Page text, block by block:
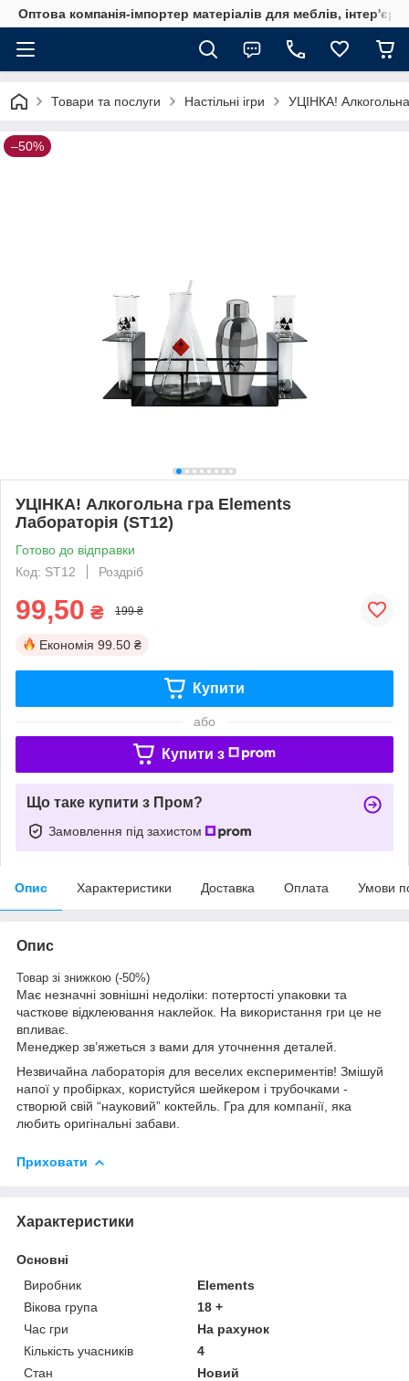
Оптова компанія-імпортер матеріалів для меблів, інтер'єру
Товари та послуги Настільні ігри УЦІНКА!
–50%
УЦІНКА! Алкогольна гра Elements
Лабораторія (ST12)
Готово до відправки
Код: ST12
Роздріб
99,50 ₴ 199 ₴
Економія 99.50 ₴
Купити
або
Купити з
Що таке купити з Пром?
Замовлення під захистом
Опис Характеристики Доставка Оплата Умови
Опис
Товар зі знижкою (-50%)
Має незначні зовнішні недоліки: потертості упаковки та
часткове відклеювання наклейок. На використання гри це не
впливає.
Менеджер зв’яжеться з вами для уточнення деталей.
Незвичайна лабораторія для веселих експериментів! Змішуй
напої у пробірках, користуйся шейкером і трубочками -
створюй свій “науковий” коктейль. Гра для компанії, яка
любить оригінальні забави.
Приховати
Характеристики
Основні
Виробник
Elements
Вікова група
18 +
Час гри
На рахунок
Кількість учасників
4
Стан
Новий